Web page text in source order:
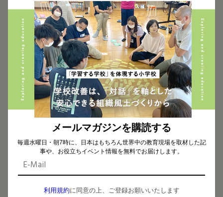
将来を見据えた教職員の気持ちに寄り添い、目的に
立ち返り、可能な限り業務を効率化して児童の自主
性を伸ばすことを大切に現場で指揮を執る小澤さ
ん。
ご自身の育休中には、中型2輪の免許や英語指導者
の資格を取得。3人の子どもの保護者として学校や
保育園の役員をするなど、外の世界でのチャレンジ
が今につながっているという。
た方は、大手を振って産休も育
休も取得してほしいと思いま
メールマガジンを購読する
毎週水曜日・朝7時に、日本はもちろん世界中の教育現場を取材した記
事や、お役立ちイベント情報を無料でお届けします。
利用規約に同意の上、ご登録お願いいたします